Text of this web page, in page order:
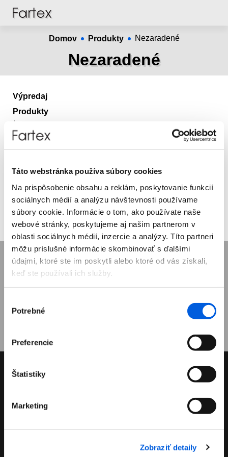
Táto webstránka používa súbory cookies
Na prispôsobenie obsahu a reklám, poskytovanie funkcií
sociálnych médií a analýzu návštevnosti používame
súbory cookie. Informácie o tom, ako používate naše
webové stránky, poskytujeme aj našim partnerom v
oblasti sociálnych médií, inzercie a analýzy. Títo partneri
môžu príslušné informácie skombinovať s ďalšími
údajmi, ktoré ste im poskytli alebo ktoré od vás získali,
keď ste používali ich služby.
súhlasu
Potrebné
Preferencie
Štatistiky
Marketing
Zobraziť detaily
Domov Produkty Nezaradené
Nezaradené
Výpredaj
Produkty
Pánska móda
Tejto kategórii alebo vašim aktívnym filtrom
nezodpovedajú žiadne produkty...
Prihláste sa k odberu noviniek a nič nezmeškáte.